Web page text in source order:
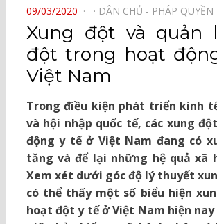
POSTED
ON
09/03/2020 DÂN CHỦ - PHÁP QUYỀN⠀
Xung đột và quản
đột trong hoạt
Việt Nam
Trong điều kiện phát triển kinh
và hội nhập quốc tế, các xung
động y tế ở Việt Nam đang có
tăng và để lại những hệ quả xã
Xem xét dưới góc độ lý thuyết
có thể thấy một số biểu hiện
hoạt đột y tế ở Việt Nam hiện